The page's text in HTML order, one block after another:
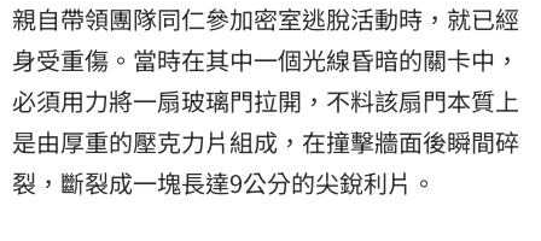
親自帶領團隊同仁參加密室逃脫活動時，就已經
身受重傷。當時在其中一個光線昏暗的關卡中，
必須用力將一扇玻璃門拉開，不料該扇門本質上
是由厚重的壓克力片組成，在撞擊牆面後瞬間碎
裂，斷裂成一塊長達9公分的尖銳利片。